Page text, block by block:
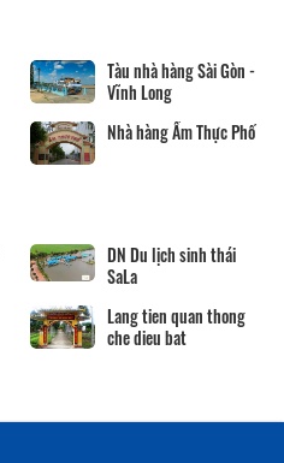
Tàu nhà hàng Sài Gòn -
Vĩnh Long
Nhà hàng Ẩm Thực Phố
DN Du lịch sinh thái
SaLa
Lang tien quan thong
che dieu bat